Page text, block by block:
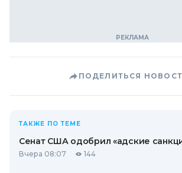
ПОДЕЛИТЬСЯ
ТАКЖЕ ПО ТЕМЕ
Сенат США одобрил «адские
Вчера 08:07 144